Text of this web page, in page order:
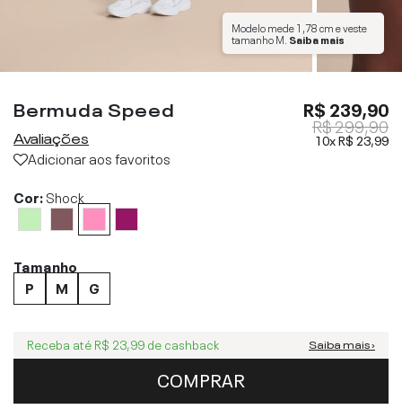
Modelo mede1,78 cme veste
tamanhoM Saiba mais
Bermuda Speed
Avaliações
Adicionar aos favoritos
R$ 239,90
R$ 299,90
10xR$ 23,99
Cor:Shock
Tamanho
P
M G
Receba até R$ 23,99 de cashback Saiba mais ›
COMPRAR